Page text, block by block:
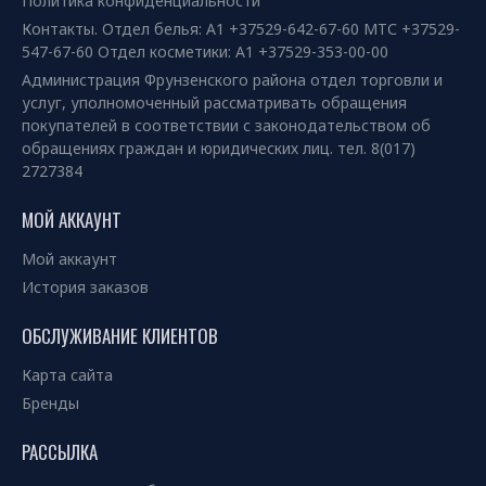
Контакты. Отдел белья: А1 +37529-642-67-60 МТС +37529-
547-67-60 Отдел косметики: А1 +37529-353-00-00
Администрация Фрунзенского района отдел торговли и
услуг, уполномоченный рассматривать обращения
покупателей в соответствии с законодательством об
обращениях граждан и юридических лиц. тел. 8(017)
2727384
МОЙ АККАУНТ
Мой аккаунт
История заказов
ОБСЛУЖИВАНИЕ КЛИЕНТОВ
Карта сайта
Бренды
РАССЫЛКА